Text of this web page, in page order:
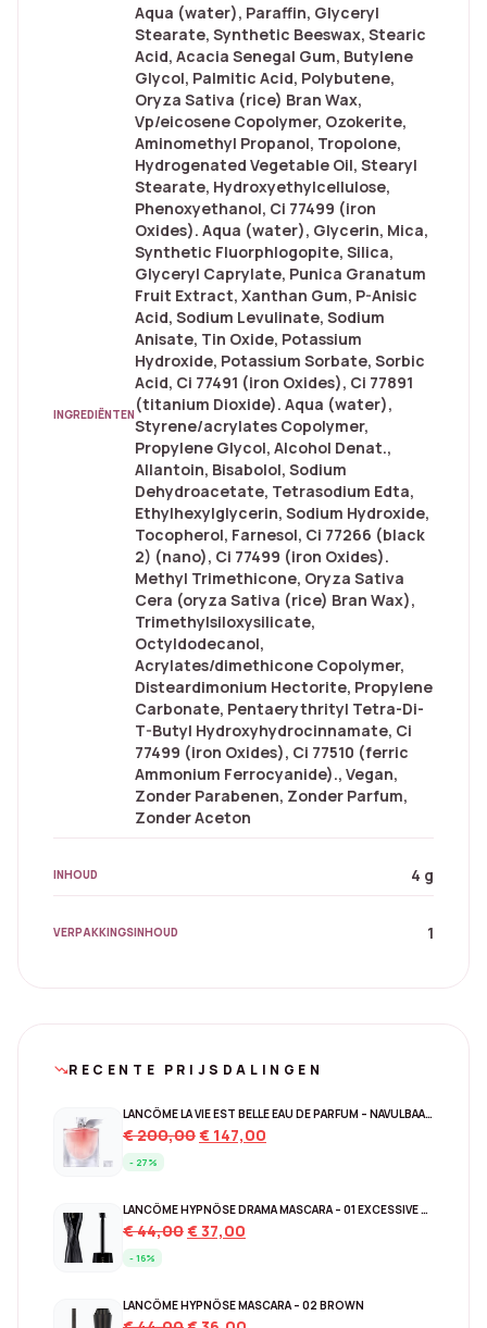
INGREDIËNTEN
Aqua (water), Paraffin, Glyceryl
Stearate, Synthetic Beeswax, Stearic
Acid, Acacia Senegal Gum, Butylene
Glycol, Palmitic Acid, Polybutene,
Oryza Sativa (rice) Bran Wax,
Vp/eicosene Copolymer, Ozokerite,
Aminomethyl Propanol, Tropolone,
Hydrogenated Vegetable Oil, Stearyl
Stearate, Hydroxyethylcellulose,
Phenoxyethanol, Ci 77499 (iron
Oxides). Aqua (water), Glycerin, Mica,
Synthetic Fluorphlogopite, Silica,
Glyceryl Caprylate, Punica Granatum
Fruit Extract, Xanthan Gum, P-Anisic
Acid, Sodium Levulinate, Sodium
Anisate, Tin Oxide, Potassium
Hydroxide, Potassium Sorbate, Sorbic
Acid, Ci 77491 (iron Oxides), Ci 77891
(titanium Dioxide). Aqua (water),
Styrene/acrylates Copolymer,
Propylene Glycol, Alcohol Denat.,
Allantoin, Bisabolol, Sodium
Dehydroacetate, Tetrasodium Edta,
Ethylhexylglycerin, Sodium Hydroxide,
Tocopherol, Farnesol, Ci 77266 (black
2) (nano), Ci 77499 (iron Oxides).
Methyl Trimethicone, Oryza Sativa
Cera (oryza Sativa (rice) Bran Wax),
Trimethylsiloxysilicate,
Octyldodecanol,
Acrylates/dimethicone Copolymer,
Disteardimonium Hectorite, Propylene
Carbonate, Pentaerythrityl Tetra-Di-
T-Butyl Hydroxyhydrocinnamate, Ci
77499 (iron Oxides), Ci 77510 (ferric
Ammonium Ferrocyanide)., Vegan,
Zonder Parabenen, Zonder Parfum,
Zonder Aceton
INHOUD 4 g
VERPAKKINGSINHOUD 1
trending_downRECENTE PRIJSDALINGEN
LANCÔME LA VIE EST BELLE EAU DE PARFUM – NAVULBAAR 150 ML
€200,00Original
€ 200,00.
€ 147,00
- 27%
LANCÔME HYPNÔSE DRAMA MASCARA – 01 EXCESSIVE BLACK
€44,00Original
€ 44,00.
€37,00
- 16%
LANCÔME HYPNÔSE MASCARA – 02 BROWN